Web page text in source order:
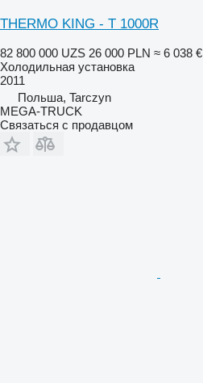
THERMO KING - T 1000R
82 800 000 UZS 26 000 PLN ≈ 6 038 €
Холодильная установка
2011
Польша, Tarczyn
MEGA-TRUCK
Связаться с продавцом